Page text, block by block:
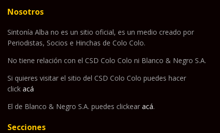
Nosotros
Sintonía Alba no es un sitio oficial, es un medio creado por
Periodistas, Socios e Hinchas de Colo Colo.
No tiene relación con el CSD Colo Colo ni Blanco & Negro S.A.
Si quieres visitar el sitio del CSD Colo Colo puedes hacer
click acá
El de Blanco & Negro S.A. puedes clickear acá.
Secciones